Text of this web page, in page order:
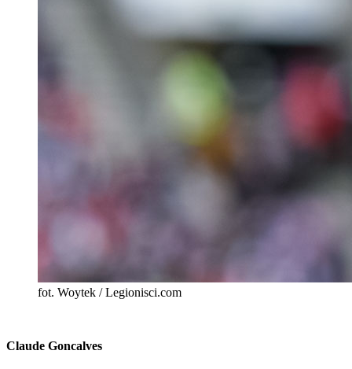
fot. Woytek / Legionisci.com
Claude Goncalves